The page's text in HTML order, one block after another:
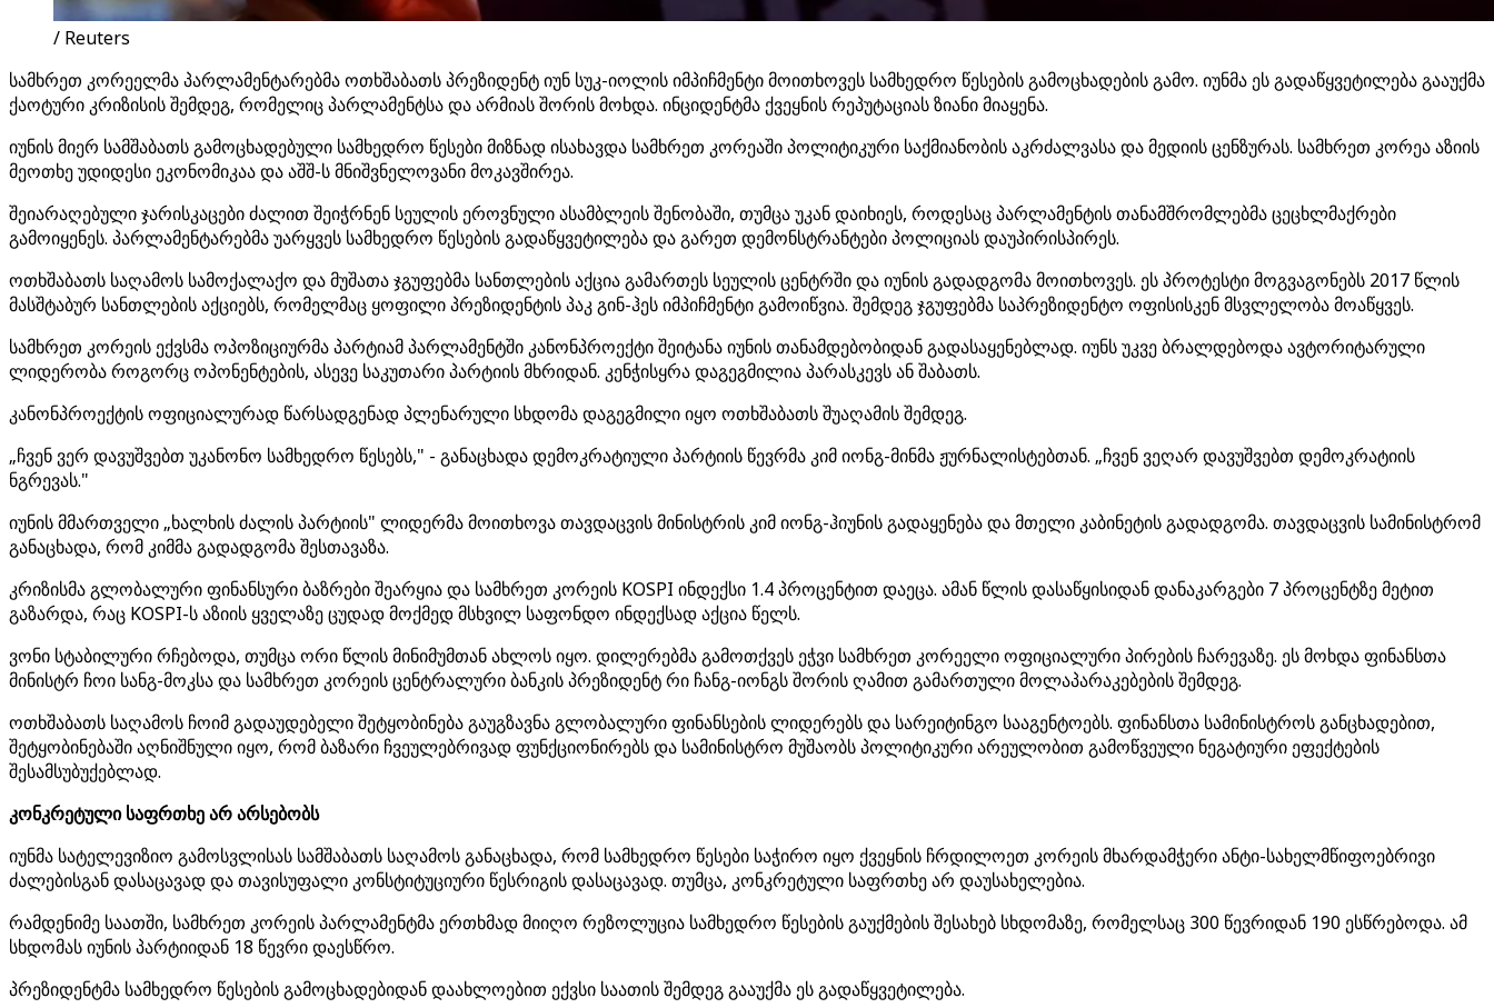
/ Reuters
სამხრეთ კორეელმა პარლამენტარებმა ოთხშაბათს პრეზიდენტ იუნ სუკ-იოლის იმპიჩმენტი მოითხოვეს სამხედრო წესების გამოცხადების გამო. იუნმა ეს გადაწყვეტილება გააუქმა
ქაოტური კრიზისის შემდეგ, რომელიც პარლამენტსა და არმიას შორის მოხდა. ინციდენტმა ქვეყნის რეპუტაციას ზიანი მიაყენა.
იუნის მიერ სამშაბათს გამოცხადებული სამხედრო წესები მიზნად ისახავდა სამხრეთ კორეაში პოლიტიკური საქმიანობის აკრძალვასა და მედიის ცენზურას. სამხრეთ კორეა აზიის
მეოთხე უდიდესი ეკონომიკაა და აშშ-ს მნიშვნელოვანი მოკავშირეა.
შეიარაღებული ჯარისკაცები ძალით შეიჭრნენ სეულის ეროვნული ასამბლეის შენობაში, თუმცა უკან დაიხიეს, როდესაც პარლამენტის თანამშრომლებმა ცეცხლმაქრები
გამოიყენეს. პარლამენტარებმა უარყვეს სამხედრო წესების გადაწყვეტილება და გარეთ დემონსტრანტები პოლიციას დაუპირისპირეს.
ოთხშაბათს საღამოს სამოქალაქო და მუშათა ჯგუფებმა სანთლების აქცია გამართეს სეულის ცენტრში და იუნის გადადგომა მოითხოვეს. ეს პროტესტი მოგვაგონებს 2017 წლის
მასშტაბურ სანთლების აქციებს, რომელმაც ყოფილი პრეზიდენტის პაკ გინ-ჰეს იმპიჩმენტი გამოიწვია. შემდეგ ჯგუფებმა საპრეზიდენტო ოფისისკენ მსვლელობა მოაწყვეს.
სამხრეთ კორეის ექვსმა ოპოზიციურმა პარტიამ პარლამენტში კანონპროექტი შეიტანა იუნის თანამდებობიდან გადასაყენებლად. იუნს უკვე ბრალდებოდა ავტორიტარული
ლიდერობა როგორც ოპონენტების, ასევე საკუთარი პარტიის მხრიდან. კენჭისყრა დაგეგმილია პარასკევს ან შაბათს.
კანონპროექტის ოფიციალურად წარსადგენად პლენარული სხდომა დაგეგმილი იყო ოთხშაბათს შუაღამის შემდეგ.
„ჩვენ ვერ დავუშვებთ უკანონო სამხედრო წესებს," - განაცხადა დემოკრატიული პარტიის წევრმა კიმ იონგ-მინმა ჟურნალისტებთან. „ჩვენ ვეღარ დავუშვებთ დემოკრატიის
ნგრევას."
იუნის მმართველი „ხალხის ძალის პარტიის" ლიდერმა მოითხოვა თავდაცვის მინისტრის კიმ იონგ-ჰიუნის გადაყენება და მთელი კაბინეტის გადადგომა. თავდაცვის სამინისტრომ
განაცხადა, რომ კიმმა გადადგომა შესთავაზა.
კრიზისმა გლობალური ფინანსური ბაზრები შეარყია და სამხრეთ კორეის KOSPI ინდექსი 1.4 პროცენტით დაეცა. ამან წლის დასაწყისიდან დანაკარგები 7 პროცენტზე მეტით
გაზარდა, რაც KOSPI-ს აზიის ყველაზე ცუდად მოქმედ მსხვილ საფონდო ინდექსად აქცია წელს.
ვონი სტაბილური რჩებოდა, თუმცა ორი წლის მინიმუმთან ახლოს იყო. დილერებმა გამოთქვეს ეჭვი სამხრეთ კორეელი ოფიციალური პირების ჩარევაზე. ეს მოხდა ფინანსთა
მინისტრ ჩოი სანგ-მოკსა და სამხრეთ კორეის ცენტრალური ბანკის პრეზიდენტ რი ჩანგ-იონგს შორის ღამით გამართული მოლაპარაკებების შემდეგ.
ოთხშაბათს საღამოს ჩოიმ გადაუდებელი შეტყობინება გაუგზავნა გლობალური ფინანსების ლიდერებს და სარეიტინგო სააგენტოებს. ფინანსთა სამინისტროს განცხადებით,
შეტყობინებაში აღნიშნული იყო, რომ ბაზარი ჩვეულებრივად ფუნქციონირებს და სამინისტრო მუშაობს პოლიტიკური არეულობით გამოწვეული ნეგატიური ეფექტების
შესამსუბუქებლად.
კონკრეტული საფრთხე არ არსებობს
იუნმა სატელევიზიო გამოსვლისას სამშაბათს საღამოს განაცხადა, რომ სამხედრო წესები საჭირო იყო ქვეყნის ჩრდილოეთ კორეის მხარდამჭერი ანტი-სახელმწიფოებრივი
ძალებისგან დასაცავად და თავისუფალი კონსტიტუციური წესრიგის დასაცავად. თუმცა, კონკრეტული საფრთხე არ დაუსახელებია.
რამდენიმე საათში, სამხრეთ კორეის პარლამენტმა ერთხმად მიიღო რეზოლუცია სამხედრო წესების გაუქმების შესახებ სხდომაზე, რომელსაც 300 წევრიდან 190 ესწრებოდა. ამ
სხდომას იუნის პარტიიდან 18 წევრი დაესწრო.
პრეზიდენტმა სამხედრო წესების გამოცხადებიდან დაახლოებით ექვსი საათის შემდეგ გააუქმა ეს გადაწყვეტილება.